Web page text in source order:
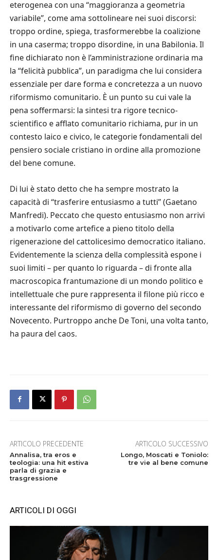
eterogenea con una “maggioranza a geometria
variabile”, come ama sottolineare nei suoi discorsi:
troppo ordine, spiega, trasformerebbe la coalizione
in una caserma; troppo disordine, in una Babilonia. Il
fine dichiarato non è l’amministrazione ordinaria ma
la “felicità pubblica”, un paradigma che lui considera
essenziale per dare forma e concretezza a un nuovo
riformismo comunitario. È un punto su cui vale la
pena soffermarsi: la sintesi tra rigore tecnico-
scientifico e afflato comunitario richiama, pur in un
contesto laico e civico, le categorie fondamentali del
pensiero sociale cristiano in ordine alla promozione
del bene comune.
Di lui è stato detto che ha sempre mostrato la
capacità di “trasferire entusiasmo a tutti” (Gaetano
Manfredi). Peccato che questo entusiasmo non arrivi
a motivarlo come artefice a pieno titolo della
rigenerazione del cattolicesimo democratico italiano.
Evidentemente la scienza della complessità espone i
suoi limiti – per quanto lo riguarda – di fronte alla
macroscopica frantumazione di un mondo politico e
intellettuale che pure rappresenta il filone più ricco e
interessante del riformismo di governo del secondo
Novecento. Purtroppo anche De Toni, una volta tanto,
ha paura del caos.
ARTICOLO PRECEDENTE
Annalisa, tra eros e
teologia: una hit estiva
parla di grazia e
trasgressione
ARTICOLO SUCCESSIVO
Longo, Moscati e Toniolo:
tre vie al bene comune
ARTICOLI DI OGGI